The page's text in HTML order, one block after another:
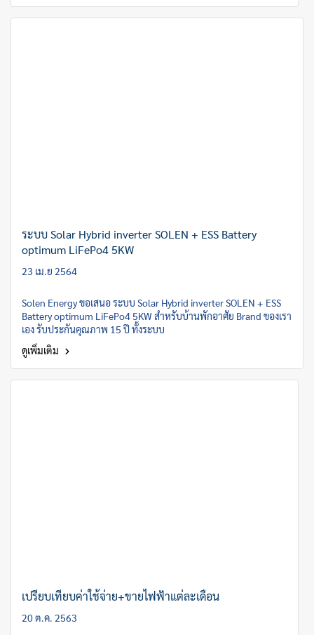
ระบบ Solar Hybrid inverter SOLEN + ESS Battery
optimum LiFePo4 5KW
23 เม.ย 2564
Solen Energy ขอเสนอ ระบบ Solar Hybrid inverter SOLEN + ESS
Battery optimum LiFePo4 5KW สำหรับบ้านพักอาศัย Brand ของเรา
เอง รับประกันคุณภาพ 15 ปี ทั้งระบบ
ดูเพิ่มเติม
เปรียบเทียบค่าใช้จ่าย+ขายไฟฟ้าแต่ละเดือน
20 ต.ค. 2563